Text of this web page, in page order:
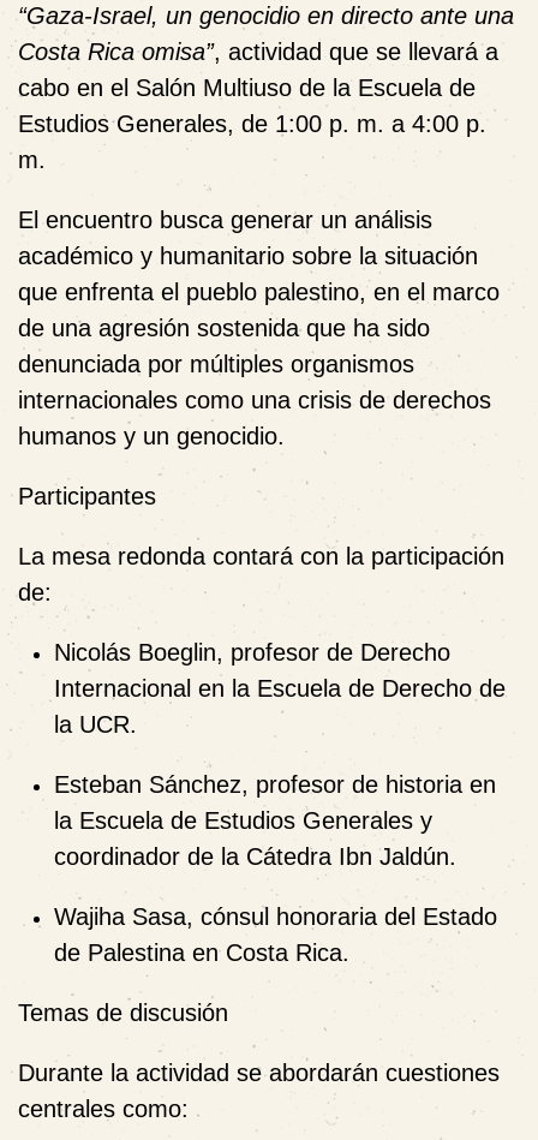
“Gaza-Israel, un genocidio en directo ante una
Costa Rica omisa”, actividad que se llevará a
cabo en el Salón Multiuso de la Escuela de
Estudios Generales, de 1:00 p. m. a 4:00 p.
m.
El encuentro busca generar un análisis
académico y humanitario sobre la situación
que enfrenta el pueblo palestino, en el marco
de una agresión sostenida que ha sido
denunciada por múltiples organismos
internacionales como una crisis de derechos
humanos y un genocidio.
Participantes
La mesa redonda contará con la participación
de:
Nicolás Boeglin, profesor de Derecho
Internacional en la Escuela de Derecho de
la UCR.
Esteban Sánchez, profesor de historia en
la Escuela de Estudios Generales y
coordinador de la Cátedra Ibn Jaldún.
Wajiha Sasa, cónsul honoraria del Estado
de Palestina en Costa Rica.
Temas de discusión
Durante la actividad se abordarán cuestiones
centrales como: